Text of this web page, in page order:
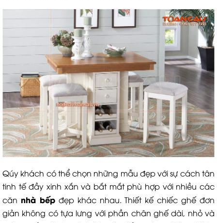
Qúy khách có thể chọn những mẫu đẹp với sự cách tân
tinh tế đầy xinh xắn và bắt mắt phù hợp với nhiều các
căn nhà bếpđẹp khác nhau. Thiết kế chiếc ghế đơn
giản không có tựa lưng với phần chân ghế dài, nhỏ và